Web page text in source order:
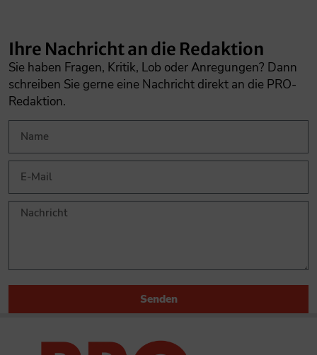
Ihre Nachricht an die Redaktion
Sie haben Fragen, Kritik, Lob oder Anregungen? Dann
schreiben Sie gerne eine Nachricht direkt an die PRO-
Redaktion.
Senden